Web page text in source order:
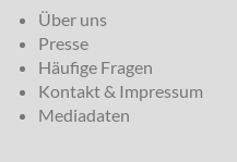
Über uns
Presse
Häufige Fragen
Kontakt & Impressum
Mediadaten